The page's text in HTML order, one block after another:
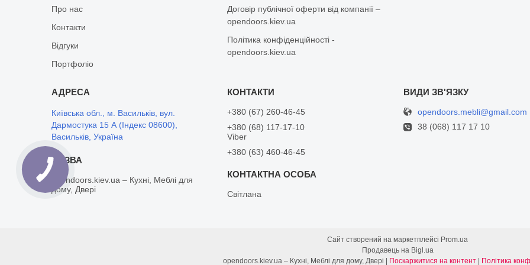
Про нас
Контакти
Відгуки
Портфоліо
Договір публічної оферти від компанії –
opendoors.kiev.ua
Політика конфіденційності -
opendoors.kiev.ua
Київська обл., м. Васильків, вул.
Дармостука 15 А (Індекс 08600),
Васильків, Україна
opendoors.kiev.ua – Кухні, Меблі для
дому, Двері
+380 (67) 260-46-45
+380 (68) 117-17-10
Viber
+380 (63) 460-46-45
Світлана
opendoors.mebli@gmail.com
38 (068) 117 17 10
Сайт створений на маркетплейсі Prom.ua
Продавець на Bigl.ua
opendoors.kiev.ua – Кухні, Меблі для дому, Двері | Поскаржитися на контент | Політика